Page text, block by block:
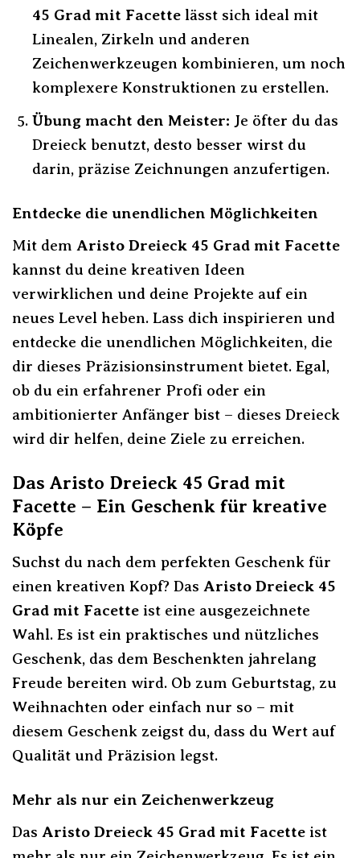
45 Grad mit Facettelässt sich ideal mit
Linealen, Zirkeln und anderen
Zeichenwerkzeugen kombinieren, um noch
komplexere Konstruktionen zu erstellen.
Übung macht den Meister: Je öfter du das
Dreieck benutzt, desto besser wirst du
darin, präzise Zeichnungen anzufertigen.
Entdecke die unendlichen Möglichkeiten
Mit dem Aristo Dreieck 45 Grad mit Facette
kannst du deine kreativen Ideen
verwirklichen und deine Projekte auf ein
neues Level heben. Lass dich inspirieren und
entdecke die unendlichen Möglichkeiten, die
dir dieses Präzisionsinstrument bietet. Egal,
ob du ein erfahrener Profi oder ein
ambitionierter Anfänger bist – dieses Dreieck
wird dir helfen, deine Ziele zu erreichen.
Das Aristo Dreieck 45 Grad mit
Facette – Ein Geschenk für kreative
Köpfe
Suchst du nach dem perfekten Geschenk für
einen kreativen Kopf? Das Aristo Dreieck 45
Grad mit Facette ist eine ausgezeichnete
Wahl. Es ist ein praktisches und nützliches
Geschenk, das dem Beschenkten jahrelang
Freude bereiten wird. Ob zum Geburtstag, zu
Weihnachten oder einfach nur so – mit
diesem Geschenk zeigst du, dass du Wert auf
Qualität und Präzision legst.
Mehr als nur ein Zeichenwerkzeug
Das Aristo Dreieck 45 Grad mit Facette ist